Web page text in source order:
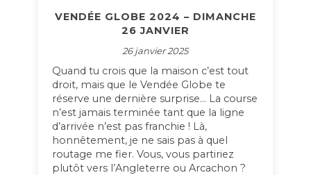
VENDÉE GLOBE 2024 – DIMANCHE
26 JANVIER
26 janvier 2025
Quand tu crois que la maison c’est tout
droit, mais que le Vendée Globe te
réserve une dernière surprise… La course
n’est jamais terminée tant que la ligne
d’arrivée n’est pas franchie ! Là,
honnêtement, je ne sais pas à quel
routage me fier. Vous, vous partiriez
plutôt vers l’Angleterre ou Arcachon ?